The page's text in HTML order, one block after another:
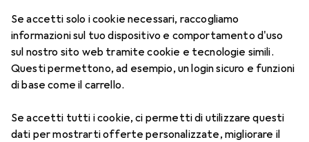
Se accetti solo i cookie necessari, raccogliamo
informazioni sul tuo dispositivo e comportamento d'uso
sul nostro sito web tramite cookie e tecnologie simili.
Questi permettono, ad esempio, un login sicuro e funzioni
di base come il carrello.
Se accetti tutti i cookie, ci permetti di utilizzare questi
dati per mostrarti offerte personalizzate, migliorare il
1 Immagine
Air Optix HydraGlyde per
-1.75, Obiettivo mensile, 6 pz., Torico
EUR
50,06 EUR
8,35/1pz.